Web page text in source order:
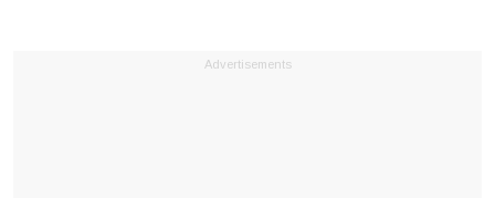
Advertisements